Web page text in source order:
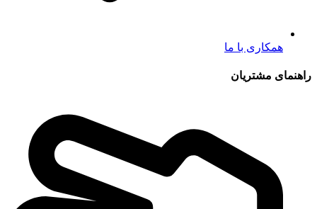
همکاری با ما
راهنمای مشتریان